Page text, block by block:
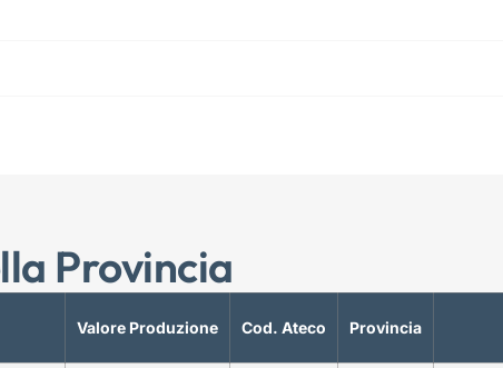
Provincia
Valore Produzione Cod. Ateco Provincia